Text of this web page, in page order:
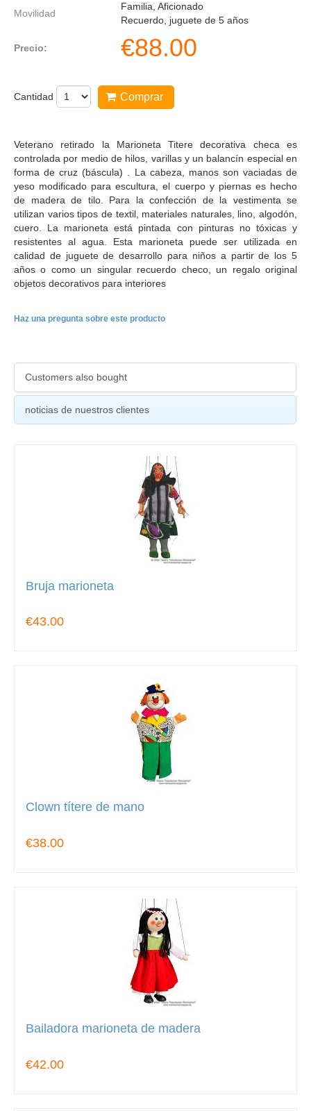
Movilidad
Familia, Aficionado
Recuerdo, juguete de 5 años
Precio: €88.00
Cantidad Comprar
Veterano retirado la Marioneta Titere decorativa checa es
controlada por medio de hilos, varillas y un balancín especial en
forma de cruz (báscula) . La cabeza, manos son vaciadas de
yeso modificado para escultura, el cuerpo y piernas es hecho
de madera de tilo. Para la confección de la vestimenta se
utilizan varios tipos de textil, materiales naturales, lino, algodón,
cuero. La marioneta está pintada con pinturas no tóxicas y
resistentes al agua. Esta marioneta puede ser utilizada en
calidad de juguete de desarrollo para niños a partir de los 5
años o como un singular recuerdo checo, un regalo original
objetos decorativos para interiores
Haz una pregunta sobre este producto
Customers also bought
noticias de nuestros clientes
Bruja marioneta
€43.00
Clown títere de mano
€38.00
Bailadora marioneta de madera
€42.00